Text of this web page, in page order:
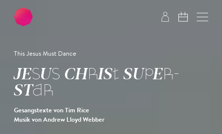
Zum Hauptinhalt springen Zum Footer springen
This Jesus Must Dance
JESUS CHRIST SUPER­
STAR
Gesangstexte von Tim Rice
Musik von Andrew Lloyd Webber